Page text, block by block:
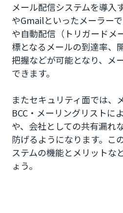
クラウド型かオンプレミ
目的に応じて選択をしよう
自社に合った機能・スペッ
システムのサポート体制は
SMS送信もできるCM.com
利用へ！
メール配信システムを導入
やGmailといったメーラー
や自動配信（トリガードメ
標となるメールの到達率、
把握などが可能となり、メ
できます。
またセキュリティ面では、
BCC・メーリングリストに
や、会社としての共有漏れ
防げるようになります。こ
ステムの機能とメリットな
ょう。